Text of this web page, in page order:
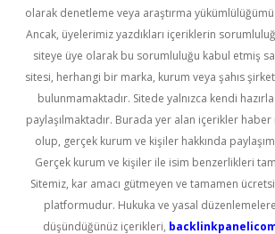
olarak denetleme veya araştırma
Ancak, üyelerimiz yazdıkları içeriklerin
siteye üye olarak bu sorumluluğu kabul etmiş
sitesi, herhangi bir marka, kurum veya şahıs
bulunmamaktadır. Sitede yalnızca kendi
paylaşılmaktadır. Burada yer alan içerikler haber
olup, gerçek kurum ve kişiler hakkında
Gerçek kurum ve kişiler ile isim benzerlikleri
Sitemiz, kar amacı gütmeyen ve tamamen
platformudur. Hukuka ve yasal
düşündüğünüz içerikleri,